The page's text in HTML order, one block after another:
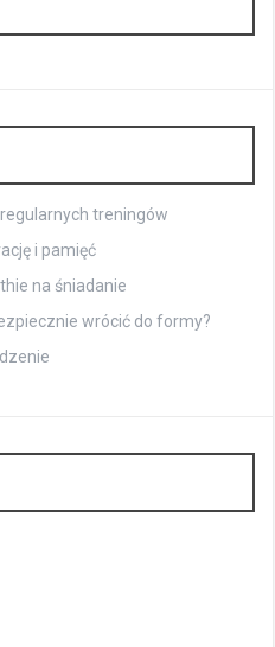
treningów
i pamięć
na śniadanie
wrócić do formy?